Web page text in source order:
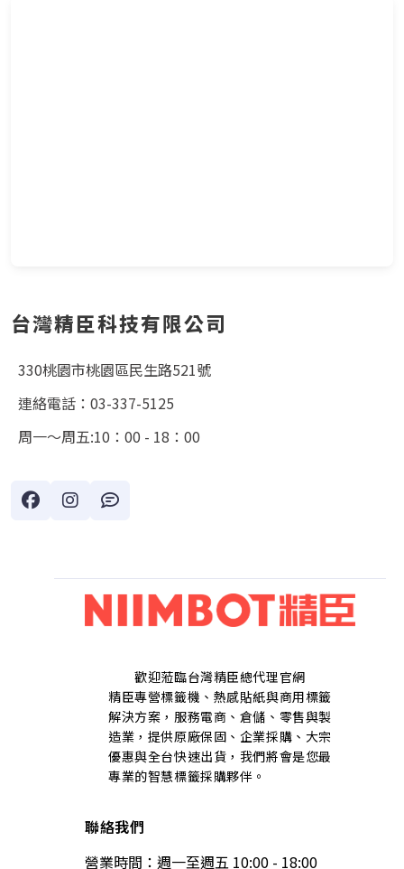
台灣精臣科技有限公司
330桃園市桃園區民生路521號
連絡電話：03-337-5125
周一～周五:10：00 - 18：00
歡迎蒞臨台灣精臣總代理官網
精臣專營標籤機、熱感貼紙與商用標籤
解決方案，服務電商、倉儲、零售與製
造業，提供原廠保固、企業採購、大宗
優惠與全台快速出貨，我們將會是您最
專業的智慧標籤採購夥伴。
聯絡我們
營業時間：週一至週五 10:00 - 18:00